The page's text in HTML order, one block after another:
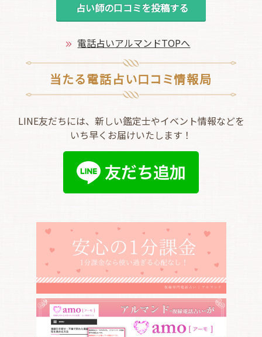
占い師の口コミを投稿する
電話占いアルマンドTOPへ
当たる電話占い口コミ情報局
LINE友だちには、新しい鑑定士やイベント情報などを
いち早くお届けいたします！